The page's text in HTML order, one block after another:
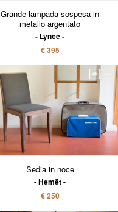
Grande lampada sospesa in
metallo argentato
Lynce
€ 395
Sedia in noce
Hemët
€ 250